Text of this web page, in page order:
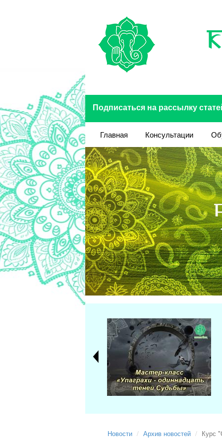
Подписаться на рассылку
Главная Консультации
Новости Архив новостей Курс